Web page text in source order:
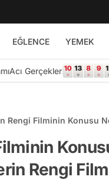
EĞLENCE YEMEK
Acı Gerçekler
Rengi Filminin Konusu
Rengi